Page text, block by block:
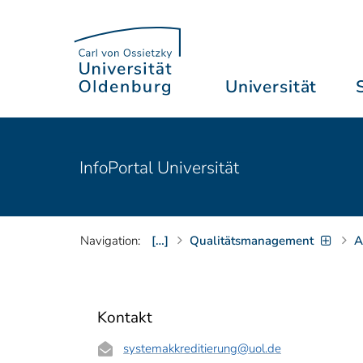
Universität
InfoPortal Universität
Navigation: […] Qualitätsmanagement
Kontakt
systemakkreditierung@uol.de